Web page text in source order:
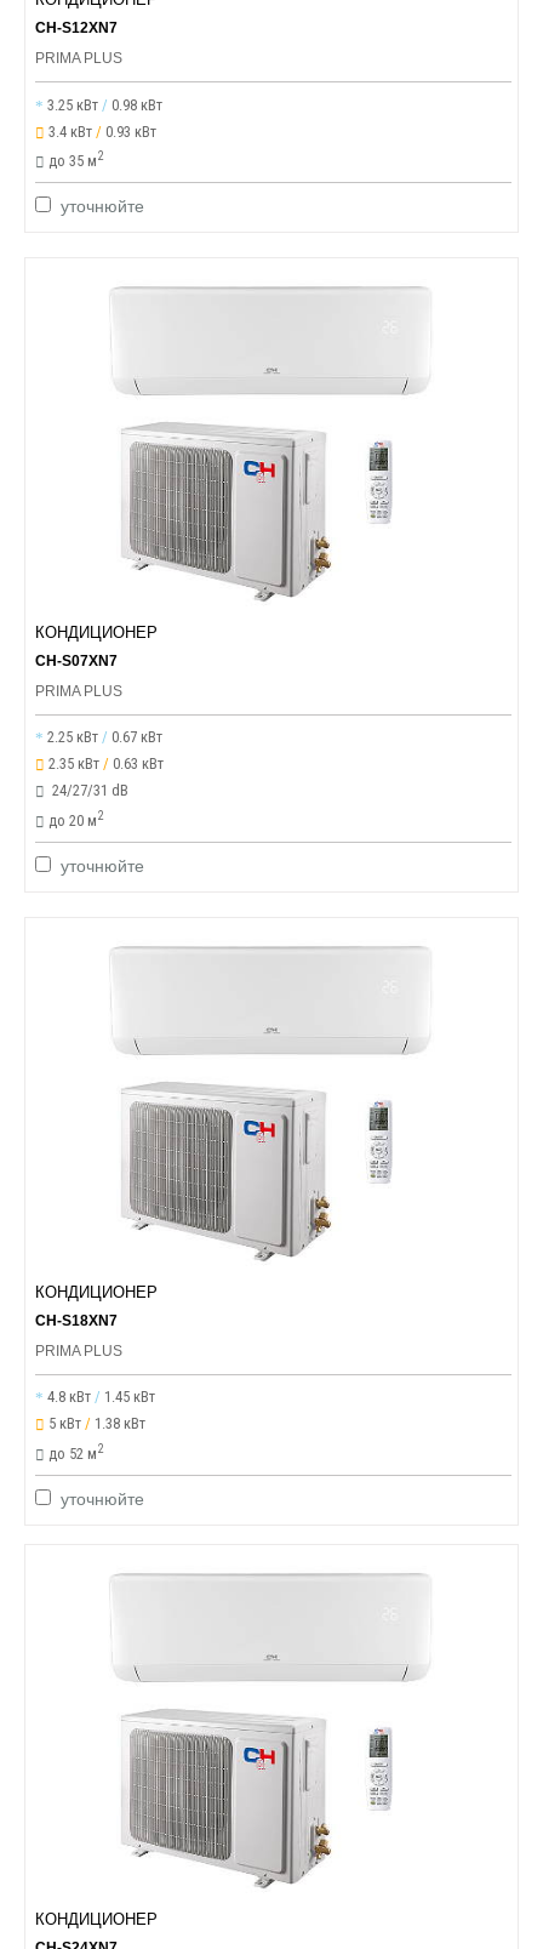
CH-S12XN7
PRIMA PLUS
3.25 кВт / 0.98 кВт
3.4 кВт / 0.93 кВт
до 35 м2
уточнюйте
КОНДИЦИОНЕР
CH-S07XN7
PRIMA PLUS
2.25 кВт / 0.67 кВт
2.35 кВт / 0.63 кВт
24/27/31 dB
до 20 м2
уточнюйте
КОНДИЦИОНЕР
CH-S18XN7
PRIMA PLUS
4.8 кВт / 1.45 кВт
5 кВт / 1.38 кВт
до 52 м2
уточнюйте
КОНДИЦИОНЕР